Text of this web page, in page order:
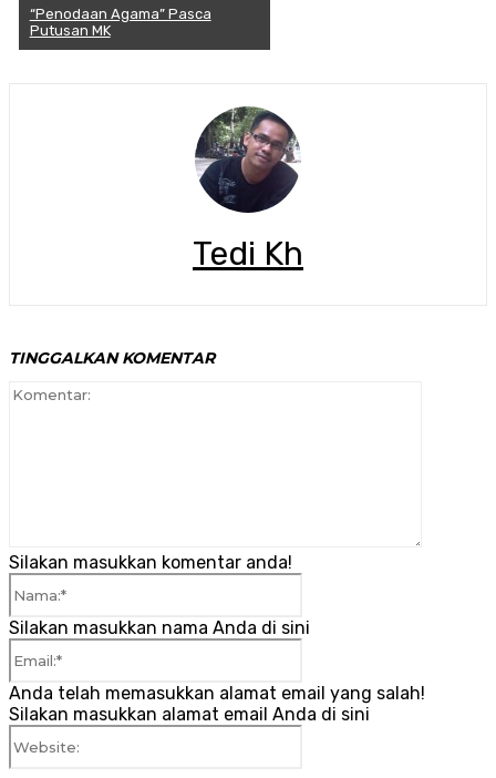
“Penodaan Agama” Pasca
Putusan MK
Tedi Kh
TINGGALKAN KOMENTAR
Silakan masukkan komentar anda!
Silakan masukkan nama Anda di sini
Anda telah memasukkan alamat email yang salah!
Silakan masukkan alamat email Anda di sini